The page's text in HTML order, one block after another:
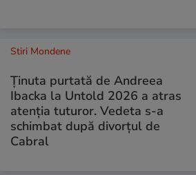
Stiri Mondene
Ținuta purtată de Andreea
Ibacka la Untold 2026 a atras
atenția tuturor. Vedeta s-a
schimbat după divorțul de
Cabral